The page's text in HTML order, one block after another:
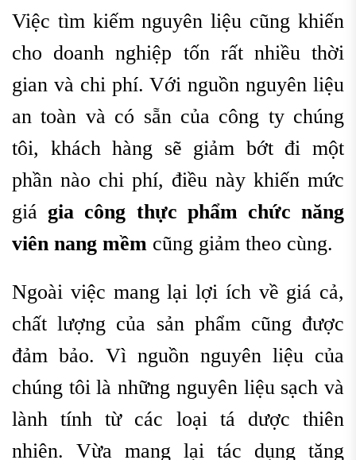
Việc tìm kiếm nguyên liệu cũng khiến
cho doanh nghiệp tốn rất nhiều thời
gian và chi phí. Với nguồn nguyên liệu
an toàn và có sẵn của công ty chúng
tôi, khách hàng sẽ giảm bớt đi một
phần nào chi phí, điều này khiến mức
giá gia công thực phẩm chức năng
viên nang mềm cũng giảm theo cùng.
Ngoài việc mang lại lợi ích về giá cả,
chất lượng của sản phẩm cũng được
đảm bảo. Vì nguồn nguyên liệu của
chúng tôi là những nguyên liệu sạch và
lành tính từ các loại tá dược thiên
nhiên. Vừa mang lại tác dụng tăng